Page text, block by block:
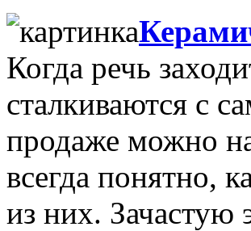
Когда речь
сталкиваются с
продаже можно
всегда понятно,
из них. Зачастую